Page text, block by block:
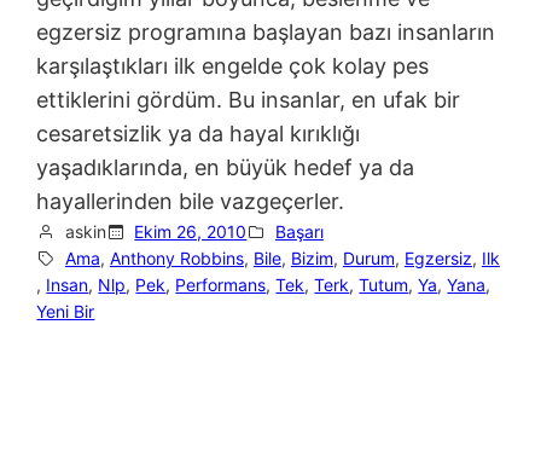
egzersiz programına başlayan bazı insanların
karşılaştıkları ilk engelde çok kolay pes
ettiklerini gördüm. Bu insanlar, en ufak bir
cesaretsizlik ya da hayal kırıklığı
yaşadıklarında, en büyük hedef ya da
hayallerinden bile vazgeçerler.
askin Ekim 26, 2010
Başarı
Ama, Anthony Robbins, Bile, Bizim, Durum, Egzersiz, Ilk
, Insan, Nlp, Pek, Performans, Tek, Terk, Tutum, Ya, Yana,
Yeni Bir